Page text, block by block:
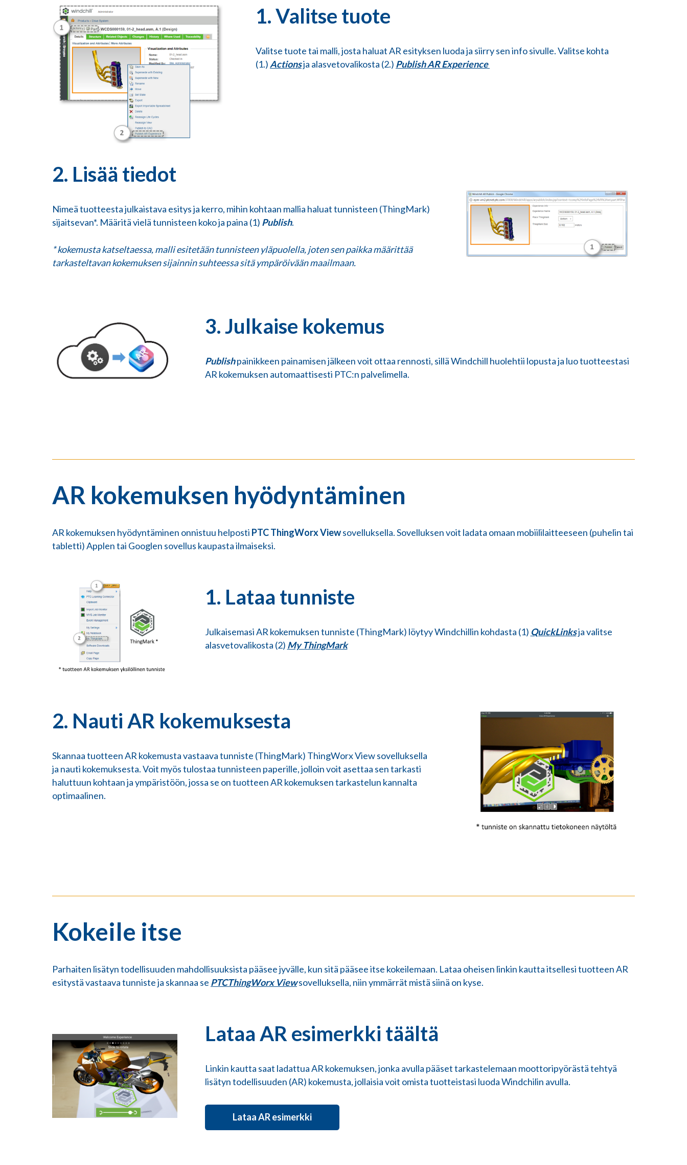
1. Valitse tuote
Valitse tuote tai malli, josta haluat AR esityksen luoda ja siirry sen info sivulle. Valitse kohta
(1.) Actionsja alasvetovalikosta (2.) Publish AR Experience
2. Lisää tiedot
Nimeä tuotteesta julkaistava esitys ja kerro, mihin kohtaan mallia haluat tunnisteen (ThingMark)
sijaitsevan*. Määritä vielä tunnisteen koko ja paina (1) Publish.
* kokemusta katseltaessa, malli esitetään tunnisteen yläpuolella, joten sen paikka määrittää
tarkasteltavan kokemuksen sijainnin suhteessa sitä ympäröivään maailmaan.
3. Julkaise kokemus
Publish painikkeen painamisen jälkeen voit ottaa rennosti, sillä Windchill huolehtii lopusta ja luo tuotteestasi
AR kokemuksen automaattisesti PTC:n palvelimella.
AR kokemuksen hyödyntäminen
AR kokemuksen hyödyntäminen onnistuu helposti PTCThingWorxViewsovelluksella. Sovelluksen voit ladata omaan mobiililaitteeseen (puhelin tai
tabletti) Applen tai Googlen sovellus kaupasta ilmaiseksi.
1. Lataa tunniste
Julkaisemasi AR kokemuksen tunniste (ThingMark) löytyy Windchillin kohdasta (1) QuickLinksja valitse
alasvetovalikosta (2) My ThingMark
2. Nauti AR kokemuksesta
Skannaa tuotteen AR kokemusta vastaava tunniste (ThingMark) ThingWorx View sovelluksella
ja nauti kokemuksesta. Voit myös tulostaa tunnisteen paperille, jolloin voit asettaa sen tarkasti
haluttuun kohtaan ja ympäristöön, jossa se on tuotteen AR kokemuksen tarkastelun kannalta
optimaalinen.
Kokeile itse
Parhaiten lisätyn todellisuuden mahdollisuuksista pääsee jyvälle, kun sitä pääsee itse kokeilemaan. Lataa oheisen linkin kautta itsellesi tuotteen AR
esitystä vastaava tunniste ja skannaa se PTCThingWorx Viewsovelluksella, niin ymmärrät mistä siinä on kyse.
Lataa AR esimerkki täältä
Linkin kautta saat ladattua AR kokemuksen, jonka avulla pääset tarkastelemaan moottoripyörästä tehtyä
lisätyn todellisuuden (AR) kokemusta, jollaisia voit omista tuotteistasi luoda Windchilin avulla.
Lataa AR esimerkki